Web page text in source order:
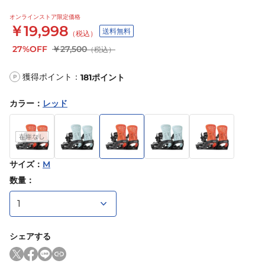
オンラインストア限定価格
￥19,998 （税込） 送料無料
27%OFF ￥27,500（税込）
P 獲得ポイント： 181ポイント
カラー ： レッド
サイズ： M
数量：
シェアする